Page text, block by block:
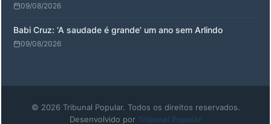
09/08/2026
Babi Cruz: ‘A saudade é grande’ um ano sem Arlindo
09/08/2026
© 2026 Tribunal Popular. Todos os direitos reservados.
Desenvolvido por Tribunal Popular